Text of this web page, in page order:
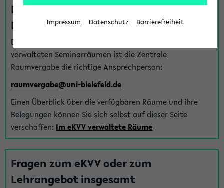
Fragen zu im eKVV verwalteten
Räumen
Bei Fragen zur Vergabe von Hörsälen und vom eKVV
verwalteten Seminarräumen ist die Zentrale
Raumvergabe die richtige Ansprechperson:
raumvergabe@uni-bielefeld.de
Einen Überblick über die verfügbaren Räume und ihre
Belegungen können Sie sich selbst auf dieser Seite
verschaffen: Im eKVV verwaltete Räume
Fragen zum eKVV oder zum
Lehrangebot insgesamt
Impressum Datenschutz Barrierefreiheit